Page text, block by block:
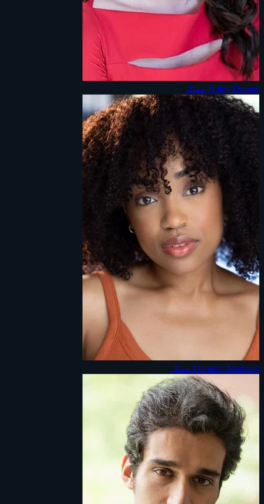
Haley Dumas ممثل
Danielle Madison ممثل